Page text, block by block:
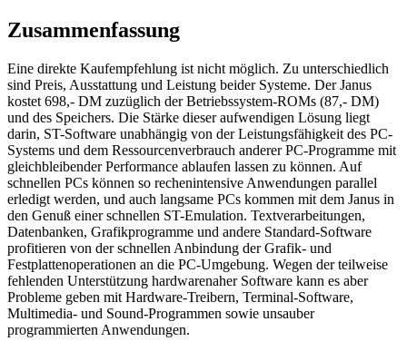
Zusammenfassung
Eine direkte Kaufempfehlung ist nicht möglich. Zu unterschiedlich
sind Preis, Ausstattung und Leistung beider Systeme. Der Janus
kostet 698,- DM zuzüglich der Betriebssystem-ROMs (87,- DM)
und des Speichers. Die Stärke dieser aufwendigen Lösung liegt
darin, ST-Software unabhängig von der Leistungsfähigkeit des PC-
Systems und dem Ressourcenverbrauch anderer PC-Programme mit
gleichbleibender Performance ablaufen lassen zu können. Auf
schnellen PCs können so rechenintensive Anwendungen parallel
erledigt werden, und auch langsame PCs kommen mit dem Janus in
den Genuß einer schnellen ST-Emulation. Textverarbeitungen,
Datenbanken, Grafikprogramme und andere Standard-Software
profitieren von der schnellen Anbindung der Grafik- und
Festplattenoperationen an die PC-Umgebung. Wegen der teilweise
fehlenden Unterstützung hardwarenaher Software kann es aber
Probleme geben mit Hardware-Treibern, Terminal-Software,
Multimedia- und Sound-Programmen sowie unsauber
programmierten Anwendungen.